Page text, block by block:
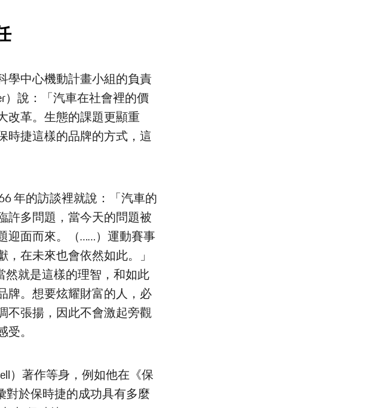
學中心機動計畫小組的負責
）說：「汽車在社會裡的價
改革。生態的課題更顯重
時捷這樣的品牌的方式，這
年的訪談裡就說：「汽車的
許多問題，當今天的問題被
迎面而來。（……）運動賽事
在未來也會依然如此。」
就是這樣的理智，和如此
牌。想要炫耀財富的人，必
不張揚，因此不會激起旁觀
。
）著作等身，例如他在《保
對於保時捷的成功具有多麼